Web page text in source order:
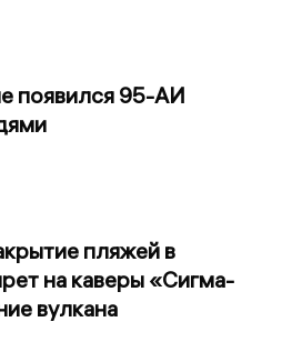
появился 95-АИ
пляжей в
на каверы «Сигма-
вулкана